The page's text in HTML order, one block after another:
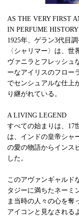
AS THE VERY FIRST
IN PERFUME HISTORY
1925年、ゲラン3代目
〈シャリマー〉は、
ヴァニラとフレッシュ
ーなアイリスのフロー
でセンシュアルな仕上
り継がれている。
A LIVING LEGEND
すべての始まりは、17
は、インドの皇帝シャ
の愛の物語からインス
した。
このアヴァンギャルド
タジーに満ちたネーミ
ま当時の人々の心を奪
アイコンと見なされる